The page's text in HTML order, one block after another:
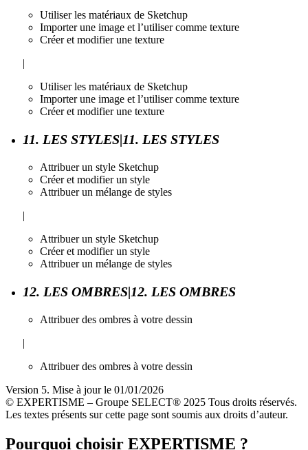
Utiliser les matériaux de Sketchup
Importer une image et l’utiliser comme texture
Créer et modifier une texture
|
Utiliser les matériaux de Sketchup
Importer une image et l’utiliser comme texture
Créer et modifier une texture
11. LES STYLES|11. LES STYLES
Attribuer un style Sketchup
Créer et modifier un style
Attribuer un mélange de styles
|
Attribuer un style Sketchup
Créer et modifier un style
Attribuer un mélange de styles
12. LES OMBRES|12. LES OMBRES
Attribuer des ombres à votre dessin
|
Attribuer des ombres à votre dessin
Version 5. Mise à jour le 01/01/2026
© EXPERTISME – Groupe SELECT® 2025 Tous droits réservés.
Les textes présents sur cette page sont soumis aux droits d’auteur.
Pourquoi choisir EXPERTISME ?